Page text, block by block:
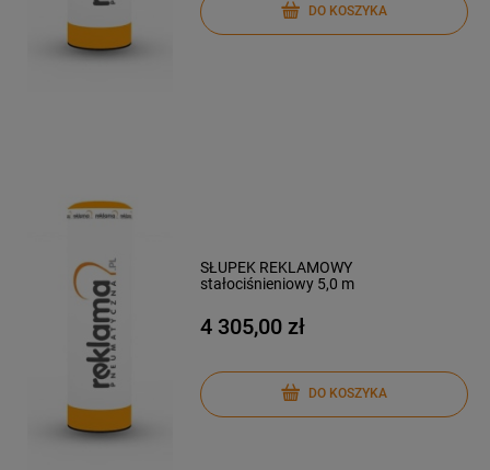
DO KOSZYKA
SŁUPEK REKLAMOWY
stałociśnieniowy 5,0 m
4 305,00 zł
DO KOSZYKA